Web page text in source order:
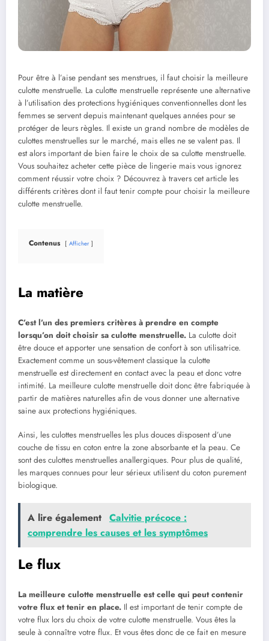
Pour être à l’aise pendant ses menstrues, il faut choisir la meilleure
culotte menstruelle. La culotte menstruelle représente une alternative
à l’utilisation des protections hygiéniques conventionnelles dont les
femmes se servent depuis maintenant quelques années pour se
protéger de leurs règles. Il existe un grand nombre de modèles de
culottes menstruelles sur le marché, mais elles ne se valent pas. Il
est alors important de bien faire le choix de sa culotte menstruelle.
Vous souhaitez acheter cette pièce de lingerie mais vous ignorez
comment réussir votre choix ? Découvrez à travers cet article les
différents critères dont il faut tenir compte pour choisir la meilleure
culotte menstruelle.
Contenus Afficher
La matière
C’est l’un des premiers critères à prendre en compte
lorsqu’on doit choisir sa culotte menstruelle. La culotte doit
être douce et apporter une sensation de confort à son utilisatrice.
Exactement comme un sous-vêtement classique la culotte
menstruelle est directement en contact avec la peau et donc votre
intimité. La meilleure culotte menstruelle doit donc être fabriquée à
partir de matières naturelles afin de vous donner une alternative
saine aux protections hygiéniques.
Ainsi, les culottes menstruelles les plus douces disposent d’une
couche de tissu en coton entre la zone absorbante et la peau. Ce
sont des culottes menstruelles anallergiques. Pour plus de qualité,
les marques connues pour leur sérieux utilisent du coton purement
biologique.
A lire également Calvitie ‍précoce :⁤
comprendre les causes et les symptômes
Le flux
La meilleure culotte menstruelle est celle qui peut contenir
votre flux et tenir en place. Il est important de tenir compte de
votre flux lors du choix de votre culotte menstruelle. Vous êtes la
seule à connaître votre flux. Et vous êtes donc de ce fait en mesure